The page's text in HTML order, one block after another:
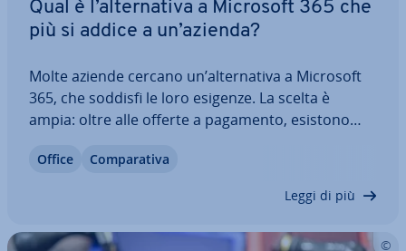
Qual è l’al­ter­na­ti­va a Microsoft 365 che
più si addice a un’azienda?
Molte aziende cercano un’al­ter­na­ti­va a Microsoft
365, che soddisfi le loro esigenze. La scelta è
ampia: oltre alle offerte a pagamento, esistono
valide. Qui con­fron­tia­mo diverse al­ter­na­ti­ve a
Office Com­pa­ra­ti­va
Leggi di più